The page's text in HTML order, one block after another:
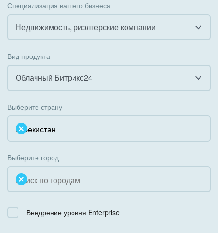
Внедрение КЭДО
Интеграция с 1С
Организация задач и проектов
Внедрение Бизнес-процессов
Системное администрирование
Интернет-магазин и CRM
Крупные корпоративные внедрения
Внедрение для медицины
Внедрение для гос.организаций
Специализация вашего бизнеса
Недвижимость, риэлтерские компании
Государственные организации
Коммунальные услуги, ЖКХ
Некоммерческие, религиозные организации,
Недвижимость, риэлтерские компании
Образование, наука
Общественно-политические организации
Охрана, безопасность
Вид продукта
Облачный Битрикс24
Облачный Битрикс24
Коробочная версия
Выберите страну
Выберите город
Внедрение уровня Enterprise